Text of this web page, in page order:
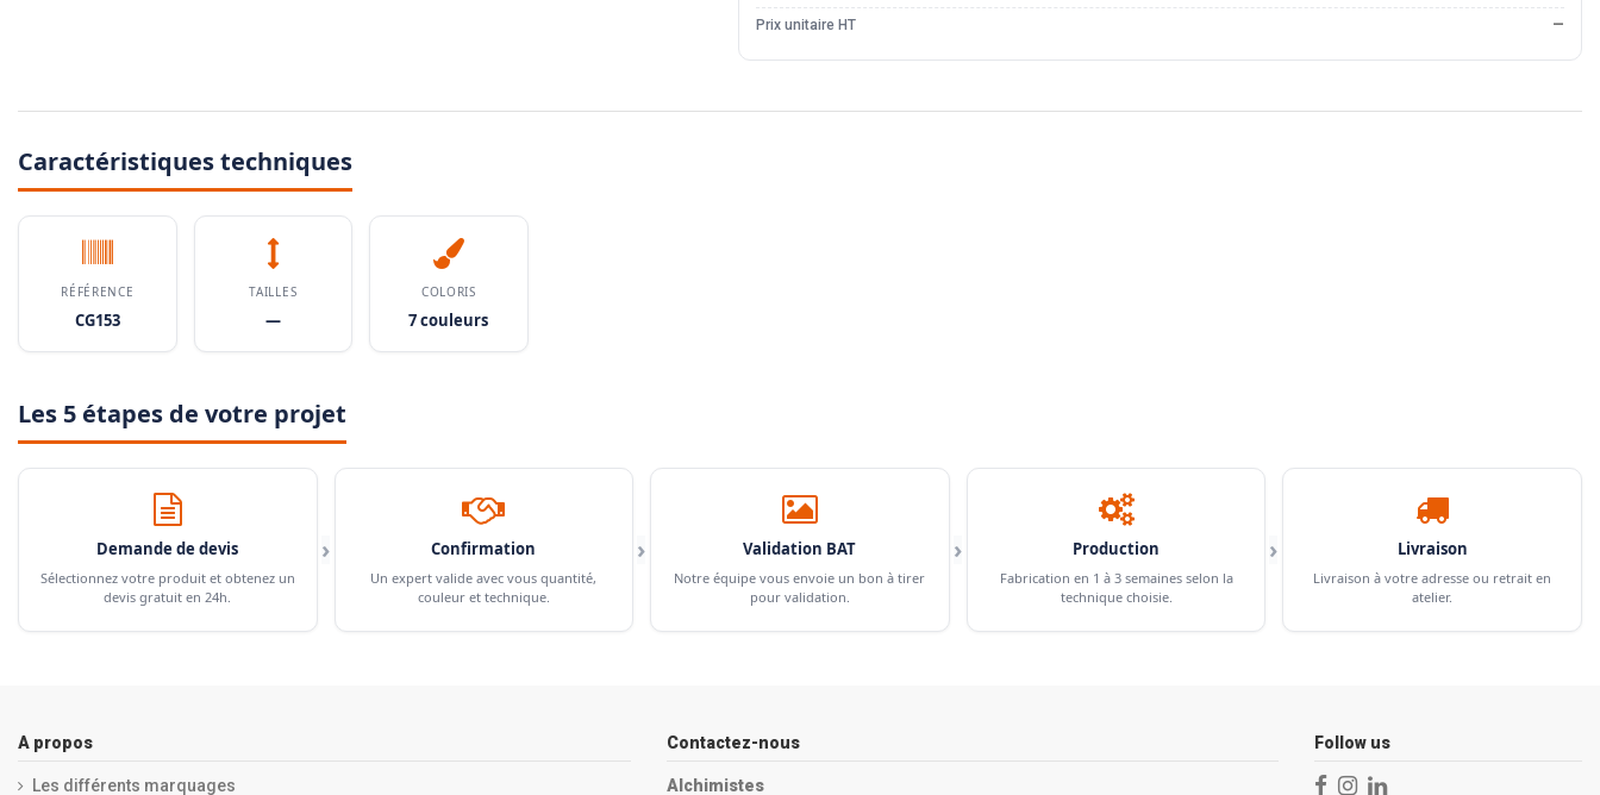
Prix unitaire HT —
Caractéristiques techniques
RÉFÉRENCE
CG153
TAILLES
—
COLORIS
7 couleurs
Les 5 étapes de votre projet
Demande de devis
Sélectionnez votre produit et obtenez un
devis gratuit en 24h.
› Confirmation
Un expert valide avec vous quantité,
couleur et technique.
› Validation BAT
Notre équipe vous envoie un bon à tirer
pour validation.
› Production
Fabrication en 1 à 3 semaines selon la
technique choisie.
› Livraison
Livraison à votre adresse ou retrait en
atelier.
A propos
Les différents marquages
Contactez-nous
Alchimistes
Follow us